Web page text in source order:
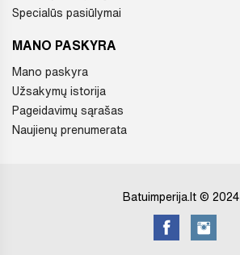
Specialūs pasiūlymai
MANO PASKYRA
Mano paskyra
Užsakymų istorija
Pageidavimų sąrašas
Naujienų prenumerata
Batuimperija.lt © 2024